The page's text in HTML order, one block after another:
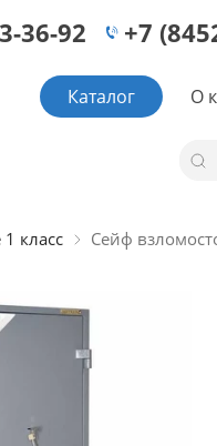
36-92 +7
Каталог О
класс Сейф